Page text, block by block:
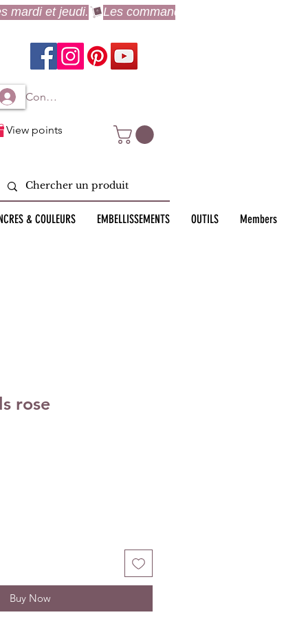
Connexion à mon compte
View points
& COULEURS EMBELLISSEMENTS OUTILS Members
rose
Buy Now